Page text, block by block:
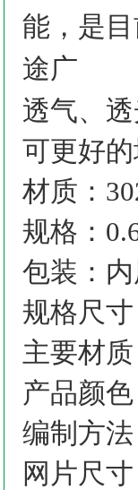
能，是
途广
透气、
可更好
材质：
规格：
包装：
规格尺
主要材
产品颜
编制方
网片尺